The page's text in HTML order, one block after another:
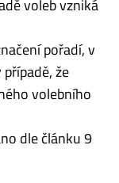
voleb vzniká
pořadí, v
že
volebního
dle článku 9